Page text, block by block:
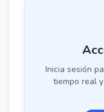
Inicia sesión
tiempo real